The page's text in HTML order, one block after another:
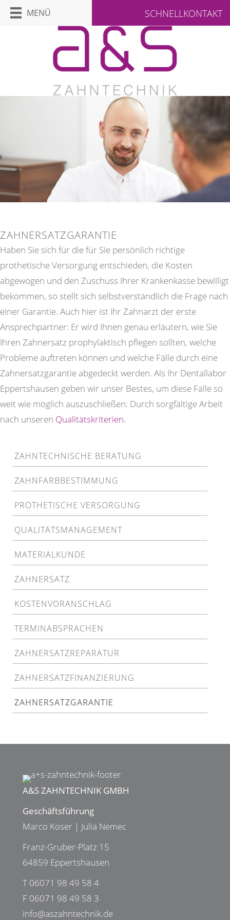
MENÜ SCHNELLKONTAKT
ZAHNTECHNISCHE BERATUNG
ZAHNFARBBESTIMMUNG
PROTHETISCHE VERSORGUNG
QUALITÄTSMANAGEMENT
MATERIALKUNDE
ZAHNERSATZ
KOSTENVORANSCHLAG
TERMINABSPRACHEN
ZAHNERSATZREPARATUR
ZAHNERSATZFINANZIERUNG
ZAHNERSATZGARANTIE
ZAHNERSATZGARANTIE
Haben Sie sich für die für Sie persönlich richtige
prothetische Versorgung entschieden, die Kosten
abgewogen und den Zuschuss Ihrer Krankenkasse bewilligt
bekommen, so stellt sich selbstverständlich die Frage nach
einer Garantie. Auch hier ist Ihr Zahnarzt der erste
Ansprechpartner: Er wird Ihnen genau erläutern, wie Sie
Ihren Zahnersatz prophylaktisch pflegen sollten, welche
Probleme auftreten können und welche Fälle durch eine
Zahnersatzgarantie abgedeckt werden. Als Ihr Dentallabor
Eppertshausen geben wir unser Bestes, um diese Fälle so
weit wie möglich auszuschließen: Durch sorgfältige Arbeit
nach unseren Qualitätskriterien.
A&S ZAHNTECHNIK GMBH
Geschäftsführung
Marco Koser | Julia Nemec
Franz-Gruber-Platz 15
64859 Eppertshausen
T 06071 98 49 58 4
F 06071 98 49 58 3
info@aszahntechnik.de